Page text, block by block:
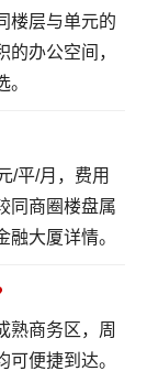
楼层与单元的
办公空间，
/平/月，费用
同商圈楼盘属
融大厦详情。
熟商务区，周
便捷到达。